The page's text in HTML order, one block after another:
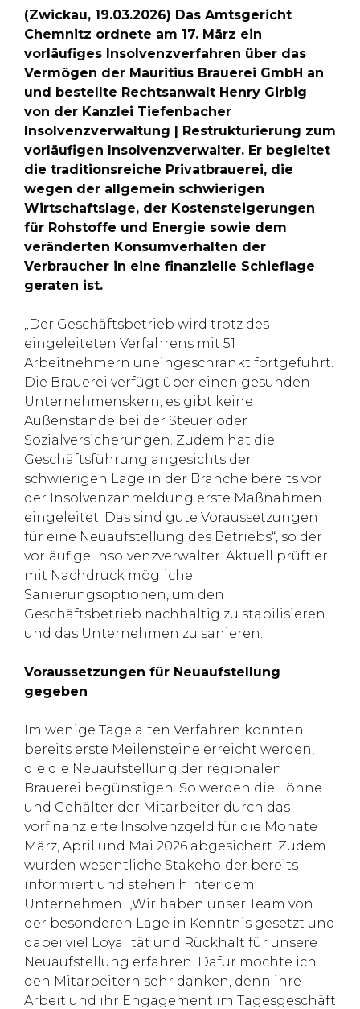
(Zwickau, 19.03.2026) Das Amtsgericht
Chemnitz ordnete am 17. März ein
vorläufiges Insolvenzverfahren über das
Vermögen der Mauritius Brauerei GmbH an
und bestellte Rechtsanwalt Henry Girbig
von der Kanzlei Tiefenbacher
Insolvenzverwaltung | Restrukturierung zum
vorläufigen Insolvenzverwalter. Er begleitet
die traditionsreiche Privatbrauerei, die
wegen der allgemein schwierigen
Wirtschaftslage, der Kostensteigerungen
für Rohstoffe und Energie sowie dem
veränderten Konsumverhalten der
Verbraucher in eine finanzielle Schieflage
geraten ist.
„Der Geschäftsbetrieb wird trotz des
eingeleiteten Verfahrens mit 51
Arbeitnehmern uneingeschränkt fortgeführt.
Die Brauerei verfügt über einen gesunden
Unternehmenskern, es gibt keine
Außenstände bei der Steuer oder
Sozialversicherungen. Zudem hat die
Geschäftsführung angesichts der
schwierigen Lage in der Branche bereits vor
der Insolvenzanmeldung erste Maßnahmen
eingeleitet. Das sind gute Voraussetzungen
für eine Neuaufstellung des Betriebs“, so der
vorläufige Insolvenzverwalter. Aktuell prüft er
mit Nachdruck mögliche
Sanierungsoptionen, um den
Geschäftsbetrieb nachhaltig zu stabilisieren
und das Unternehmen zu sanieren.
Voraussetzungen für Neuaufstellung
gegeben
Im wenige Tage alten Verfahren konnten
bereits erste Meilensteine erreicht werden,
die die Neuaufstellung der regionalen
Brauerei begünstigen. So werden die Löhne
und Gehälter der Mitarbeiter durch das
vorfinanzierte Insolvenzgeld für die Monate
März, April und Mai 2026 abgesichert. Zudem
wurden wesentliche Stakeholder bereits
informiert und stehen hinter dem
Unternehmen. „Wir haben unser Team von
der besonderen Lage in Kenntnis gesetzt und
dabei viel Loyalität und Rückhalt für unsere
Neuaufstellung erfahren. Dafür möchte ich
den Mitarbeitern sehr danken, denn ihre
Arbeit und ihr Engagement im Tagesgeschäft